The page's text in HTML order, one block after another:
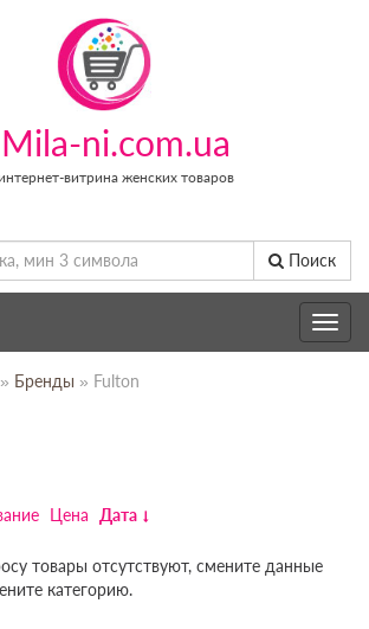
Mila-ni.com.ua
витрина женских товаров
Поиск
Toggle
» Бренды » Fulton
Цена Дата
товары отсутствуют, смените данные
категорию.